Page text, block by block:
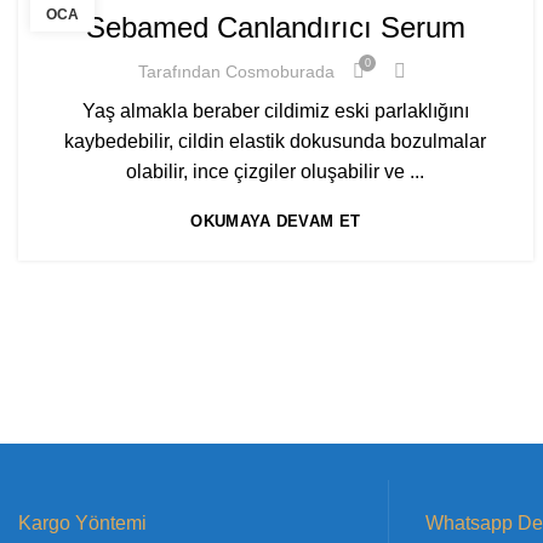
OCA Sebamed Canlandırıcı Serum
Tarafından Cosmoburada 0
Yaş almakla beraber cildimiz eski parlaklığını
kaybedebilir, cildin elastik dokusunda bozulmalar
olabilir, ince çizgiler oluşabilir ve ...
OKUMAYA DEVAM ET
Kargo Yöntemi Whatsapp